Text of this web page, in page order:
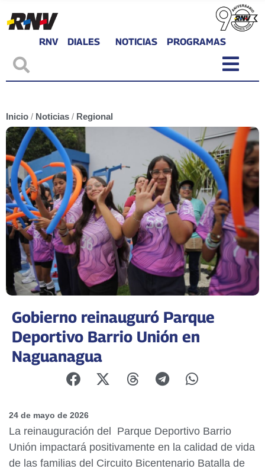
RNV DIALES NOTICIAS PROGRAMAS
Inicio / Noticias / Regional
Gobierno reinauguró Parque
Deportivo Barrio Unión en
Naguanagua
24 de mayo de 2026
La reinauguración del Parque Deportivo Barrio
Unión impactará positivamente en la calidad de vida
de las familias del Circuito Bicentenario Batalla de